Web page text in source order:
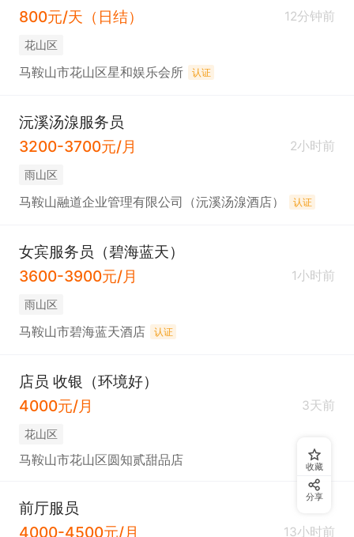
800元/天（日结）
12分钟前
花山区
马鞍山市花山区星和娱乐会所 认证
沅溪汤湶服务员
3200-3700元/月
2小时前
雨山区
马鞍山融道企业管理有限公司（沅溪汤湶酒店） 认证
女宾服务员（碧海蓝天）
3600-3900元/月
1小时前
雨山区
马鞍山市碧海蓝天酒店 认证
店员 收银（环境好）
4000元/月
3天前
花山区
马鞍山市花山区圆知贰甜品店
前厅服员
4000-4500元/月
13小时前
收藏
分享